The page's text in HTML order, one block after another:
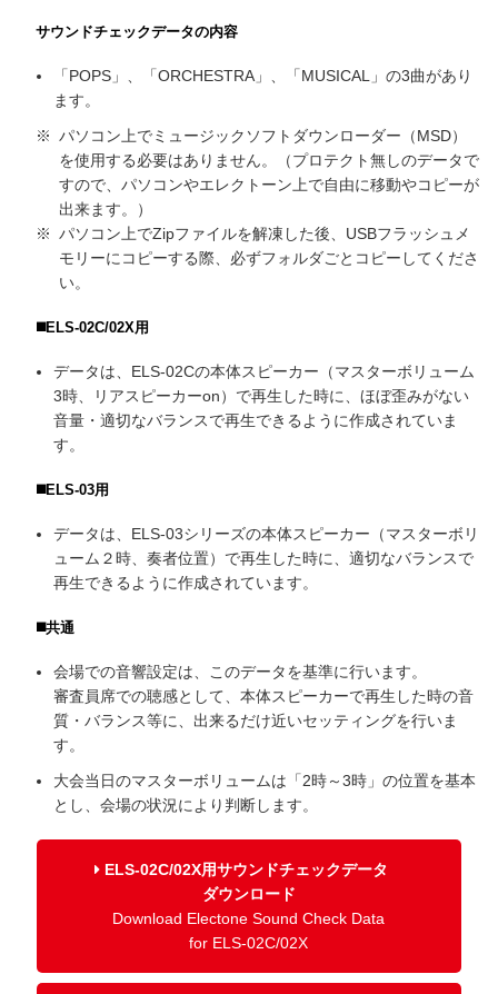
サウンドチェックデータの内容
「POPS」、「ORCHESTRA」、「MUSICAL」の3曲があり
ます。
※ パソコン上でミュージックソフトダウンローダー（MSD）
を使用する必要はありません。（プロテクト無しのデータで
すので、パソコンやエレクトーン上で自由に移動やコピーが
出来ます。）
※ パソコン上でZipファイルを解凍した後、USBフラッシュメ
モリーにコピーする際、必ずフォルダごとコピーしてくださ
い。
◼️ELS-02C/02X用
データは、ELS-02Cの本体スピーカー（マスターボリューム
3時、リアスピーカーon）で再生した時に、ほぼ歪みがない
音量・適切なバランスで再生できるように作成されていま
す。
◼️ELS-03用
データは、ELS-03シリーズの本体スピーカー（マスターボリ
ューム２時、奏者位置）で再生した時に、適切なバランスで
再生できるように作成されています。
◼️共通
会場での音響設定は、このデータを基準に行います。
審査員席での聴感として、本体スピーカーで再生した時の音
質・バランス等に、出来るだけ近いセッティングを行いま
す。
大会当日のマスターボリュームは「2時～3時」の位置を基本
とし、会場の状況により判断します。
ELS-02C/02X用サウンドチェックデータ
ダウンロード
Download Electone Sound Check Data
for ELS-02C/02X